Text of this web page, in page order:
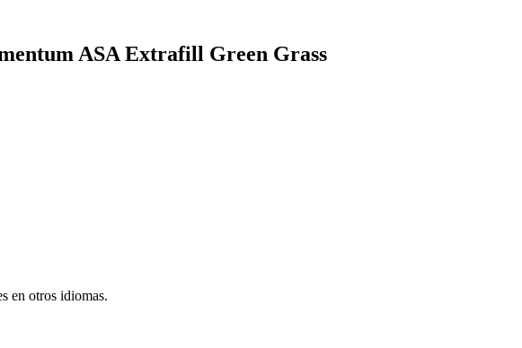
ASA Extrafill Green Grass
en otros idiomas.